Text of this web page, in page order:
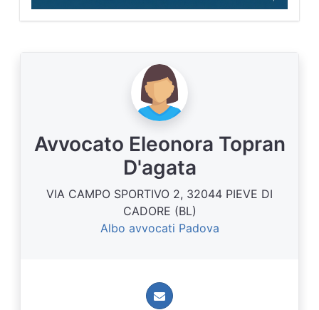
Avvocato Eleonora Topran
D'agata
VIA CAMPO SPORTIVO 2, 32044 PIEVE DI
CADORE (BL)
Albo avvocati Padova